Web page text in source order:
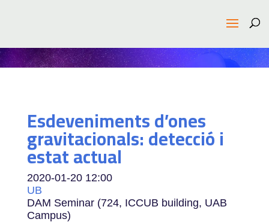
Esdeveniments d’ones
gravitacionals: detecció i
estat actual
2020-01-20 12:00
UB
DAM Seminar (724, ICCUB building, UAB
Campus)